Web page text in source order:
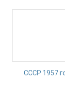
СССР 1957